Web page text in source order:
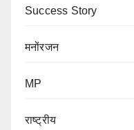
Success Story
मनोंरजन
MP
राष्ट्रीय